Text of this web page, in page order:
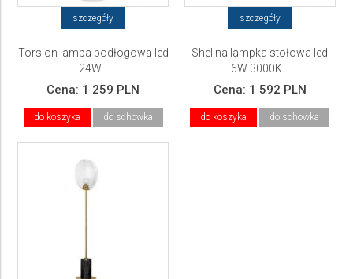
szczegóły
Torsion lampa podłogowa led
24W...
Cena: 1 259 PLN
do koszyka do schowka
szczegóły
Shelina lampka stołowa led
6W 3000K...
Cena: 1 592 PLN
do koszyka do schowka